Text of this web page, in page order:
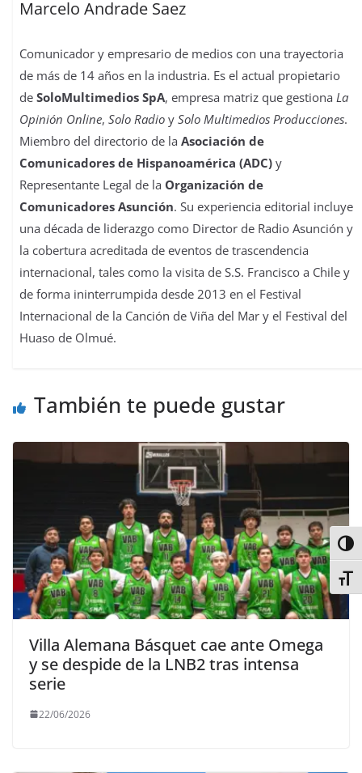
Marcelo Andrade Saez
Comunicador y empresario de medios con una trayectoria
de más de 14 años en la industria. Es el actual propietario
deSoloMultimedios SpA, empresa matriz que gestiona La
Opinión Online,Solo Radio ySolo Multimedios Producciones.
Miembro del directorio de laAsociación de
Comunicadores de Hispanoamérica (ADC) y
Representante Legal de la Organización de
Comunicadores Asunción. Su experiencia editorial incluye
una década de liderazgo como Director de Radio Asunción y
la cobertura acreditada de eventos de trascendencia
internacional, tales como la visita de S.S. Francisco a Chile y
de forma ininterrumpida desde 2013 en el Festival
Internacional de la Canción de Viña del Mar y el Festival del
Huaso de Olmué.
También te puede gustar
Villa Alemana Básquet cae ante Omega
y se despide de la LNB2 tras intensa
serie
22/06/2026